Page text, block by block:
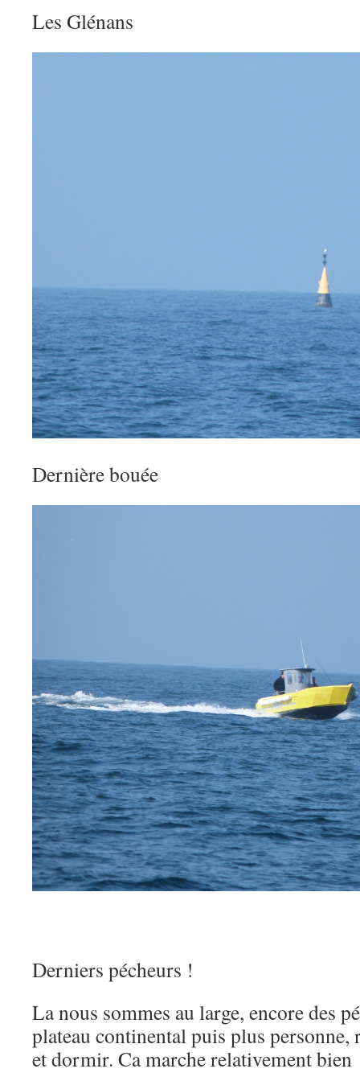
Les Glénans
Dernière bouée
Derniers pécheurs !
La nous sommes au large, encore des
plateau continental puis plus personne,
et dormir. Ca marche relativement